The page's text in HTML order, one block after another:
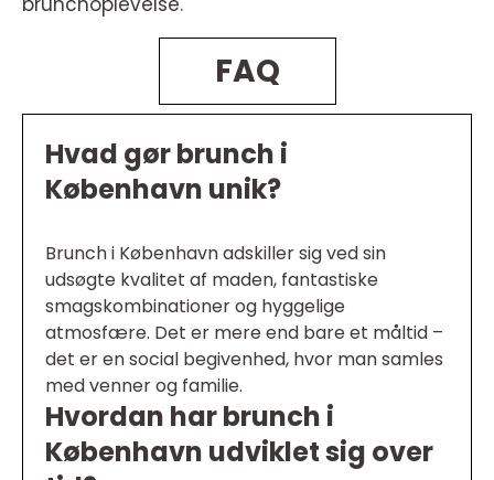
FAQ
Hvad gør brunch i
København unik?
Brunch i København adskiller sig ved sin
udsøgte kvalitet af maden, fantastiske
smagskombinationer og hyggelige
atmosfære. Det er mere end bare et måltid –
det er en social begivenhed, hvor man samles
med venner og familie.
Hvordan har brunch i
København udviklet sig over